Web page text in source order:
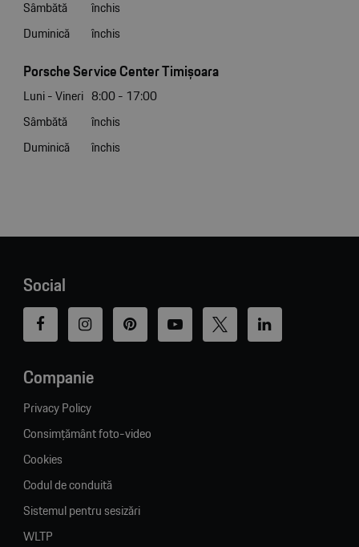
Sâmbătă
închis
Duminică
închis
Porsche Service Center Timișoara
Luni - Vineri 8:00 - 17:00
Sâmbătă
închis
Duminică
închis
Social
Companie
Privacy Policy
Consimțământ foto-video
Cookies
Codul de conduită
Sistemul pentru sesizări
WLTP